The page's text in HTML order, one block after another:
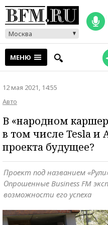
Москва
МЕНЮ
12 мая 2021, 14:55
Авто
В «народном
в том числе Tesla и
проекта будущее?
Проект под названием
Опрошенные Business FM
возможности его успеха